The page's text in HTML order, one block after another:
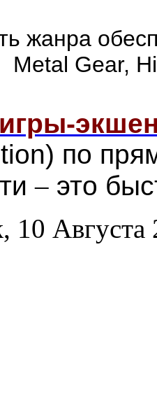
жанра
Metal Gear,
игры-
по
– это
10 Августа